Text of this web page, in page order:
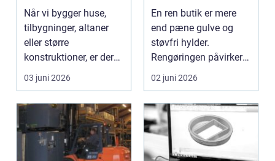
skaber de
sikkerhed og
tryghed
Når vi bygger huse,
tilbygninger, altaner
eller større
konstruktioner, er der
én ting, der altid ska...
03 juni 2026
indbydende butik
hver dag
En ren butik er mere
end pæne gulve og
støvfri hylder.
Rengøringen påvirker
kundernes
førstehåndsind...
02 juni 2026